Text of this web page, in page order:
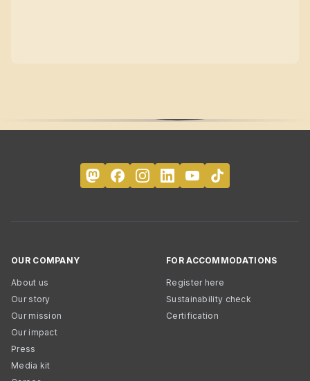
OUR COMPANY
About us
Our story
Our mission
Our impact
Press
Media kit
FOR ACCOMMODATIONS
Register here
Sustainability check
Certification